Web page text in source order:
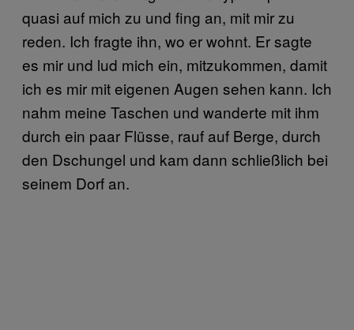
quasi auf mich zu und fing an, mit mir zu
reden. Ich fragte ihn, wo er wohnt. Er sagte
es mir und lud mich ein, mitzukommen, damit
ich es mir mit eigenen Augen sehen kann. Ich
nahm meine Taschen und wanderte mit ihm
durch ein paar Flüsse, rauf auf Berge, durch
den Dschungel und kam dann schließlich bei
seinem Dorf an.